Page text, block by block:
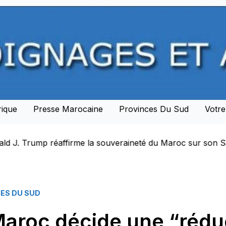
Presse Marocaine Provinces Du Sud
du Maroc sur son Sahara et lance une nouvelle ère
DU SUD